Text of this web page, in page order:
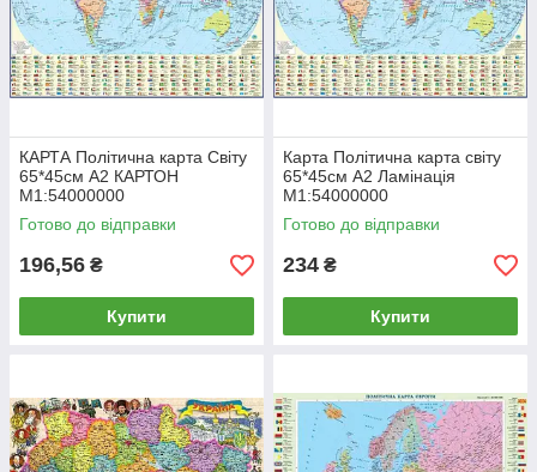
КАРТА Політична карта Світу
65*45см А2 КАРТОН
М1:54000000
Готово до відправки
196,56 ₴
Купити
Карта Політична карта світу
65*45см А2 Ламінація
М1:54000000
Готово до відправки
234 ₴
Купити